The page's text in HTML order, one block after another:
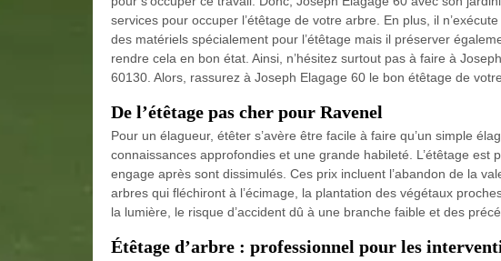
services pour occuper l’étêtage de votre arbre. En plus, il
des matériels spécialement pour l’étêtage mais il préserver
rendre cela en bon état. Ainsi, n’hésitez surtout pas à faire à
60130. Alors, rassurez à Joseph Elagage 60 le bon étêtage de
De l’étêtage pas cher pour Ravenel
Pour un élagueur, étêter s’avère être facile à faire qu’un simple
connaissances approfondies et une grande habileté. L’étêtage est
engage après sont dissimulés. Ces prix incluent l’abandon de la
arbres qui fléchiront à l’écimage, la plantation des végétaux
la lumière, le risque d’accident dû à une branche faible et des
Étêtage d’arbre : professionnel pour les